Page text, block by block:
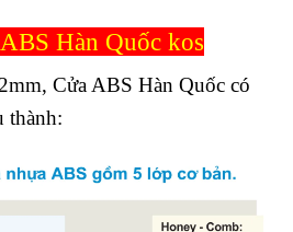
Hàn Quốc kos
Cửa ABS Hàn Quốc có
thành: